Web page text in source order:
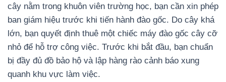
cây nằm trong khuôn viên trường học, bạn cần xin phép
ban giám hiệu trước khi tiến hành đào gốc. Do cây khá
lớn, bạn quyết định thuê một chiếc máy đào gốc cây cỡ
nhỏ để hỗ trợ công việc. Trước khi bắt đầu, bạn chuẩn
bị đầy đủ đồ bảo hộ và lập hàng rào cảnh báo xung
quanh khu vực làm việc.